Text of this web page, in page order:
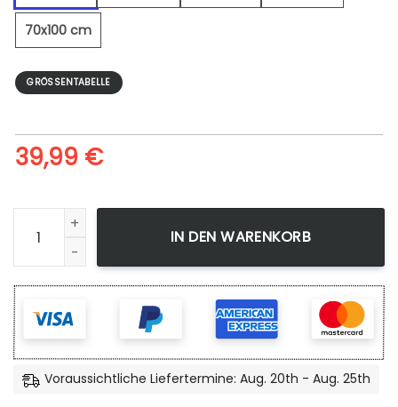
70x100 cm
GRÖSSENTABELLE
39,99 €
Gelbe Zitternde Espen Im Wald Fallen - Leinwandbild Menge
IN DEN WARENKORB
Voraussichtliche Liefertermine: Aug. 20th - Aug. 25th